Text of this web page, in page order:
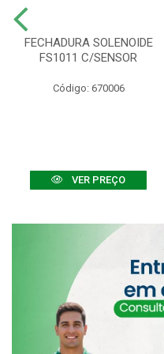
FECHADURA SOLENOIDE
FS1011 C/SENSOR
Código: 670006
VER PREÇO